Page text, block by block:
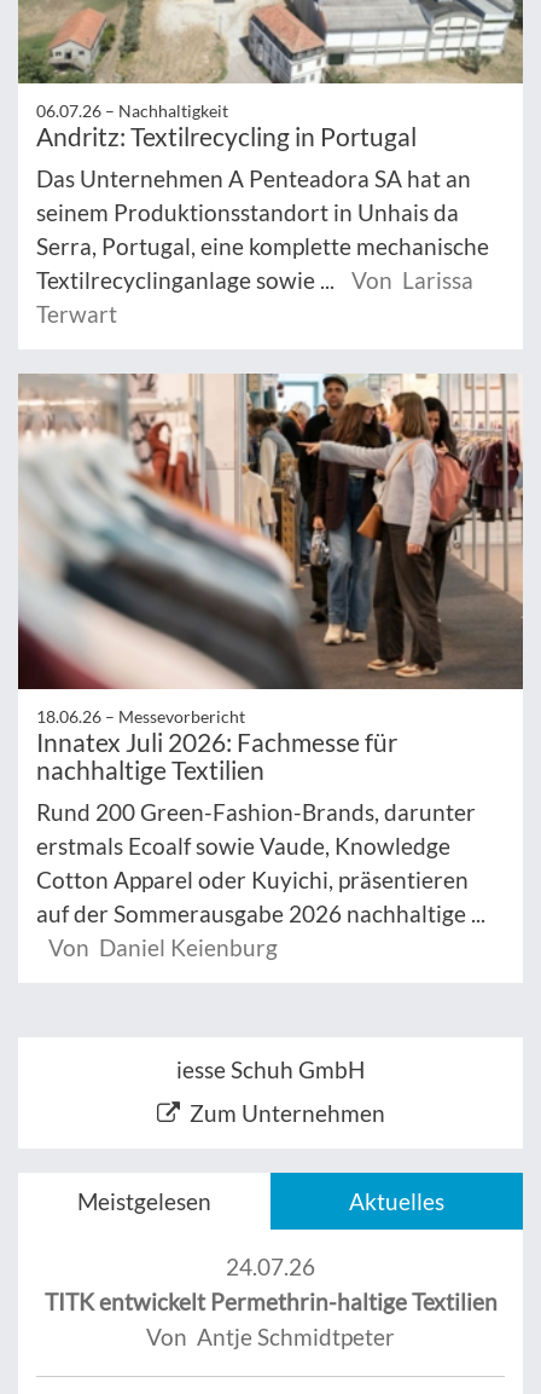
06.07.26 – Nachhaltigkeit
Andritz: Textilrecycling in Portugal
Das Unternehmen A Penteadora SA hat an
seinem Produktionsstandort in Unhais da
Serra, Portugal, eine komplette mechanische
Textilrecyclinganlage sowie ...
Von Larissa
Terwart
18.06.26 – Messevorbericht
Innatex Juli 2026: Fachmesse für
nachhaltige Textilien
Rund 200 Green-Fashion-Brands, darunter
erstmals Ecoalf sowie Vaude, Knowledge
Cotton Apparel oder Kuyichi, präsentieren
auf der Sommerausgabe 2026 nachhaltige ...
Von Daniel Keienburg
iesse Schuh GmbH
Zum Unternehmen
Meistgelesen Aktuelles
24.07.26
TITK entwickelt Permethrin-haltige Textilien
Von Antje Schmidtpeter